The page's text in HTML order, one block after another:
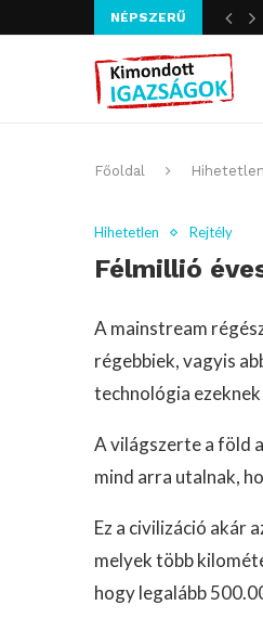
NÉPSZERŰ
Főoldal Hihetetlen
Hihetetlen Rejtély
Félmillió
A mainstream
régebbiek, vagyis
technológia
A világszerte a föld
mind arra utalnak,
Ez a civilizáció akár
melyek több
hogy legalább